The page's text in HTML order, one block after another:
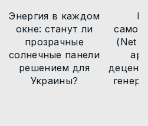
Энергия в каждом
окне: станут ли
прозрачные
солнечные панели
решением для
Украины?
(Net